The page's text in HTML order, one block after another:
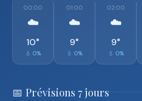
00:00
☁️
10°
💧 0%
01:00
☁️
9°
💧 0%
02:00
☁️
9°
💧 0%
📅 Prévisions 7 jours